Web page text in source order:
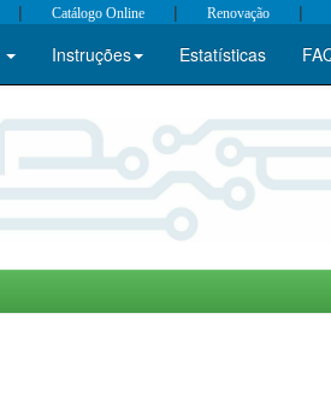
| Catálogo Online | Renovação |
Instruções Estatísticas